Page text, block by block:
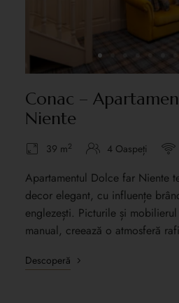
Conac –
Niente
39 m2 4 Oaspeți
Apartamentul Dolce far Niente
decor elegant, cu influențe
englezești. Picturile și
manual, creează o atmosferă
Descoperă